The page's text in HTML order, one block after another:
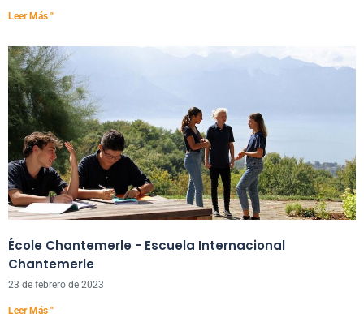
Leer Más "
École Chantemerle - Escuela Internacional
Chantemerle
23 de febrero de 2023
Leer Más "